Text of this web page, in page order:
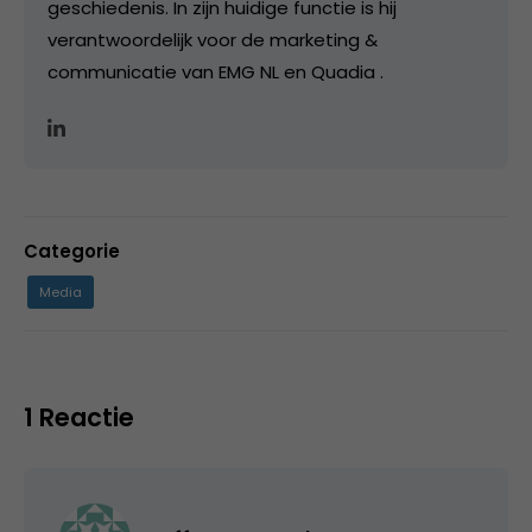
geschiedenis. In zijn huidige functie is hij
verantwoordelijk voor de marketing &
communicatie van EMG NL en Quadia .
Categorie
Media
1 Reactie